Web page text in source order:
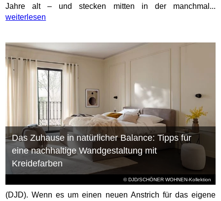
Jahre alt – und stecken mitten in der manchmal...
weiterlesen
© DJD/SCHÖNER WOHNEN-Kollektion
Das Zuhause in natürlicher Balance: Tipps für
eine nachhaltige Wandgestaltung mit
Kreidefarben
(DJD). Wenn es um einen neuen Anstrich für das eigene